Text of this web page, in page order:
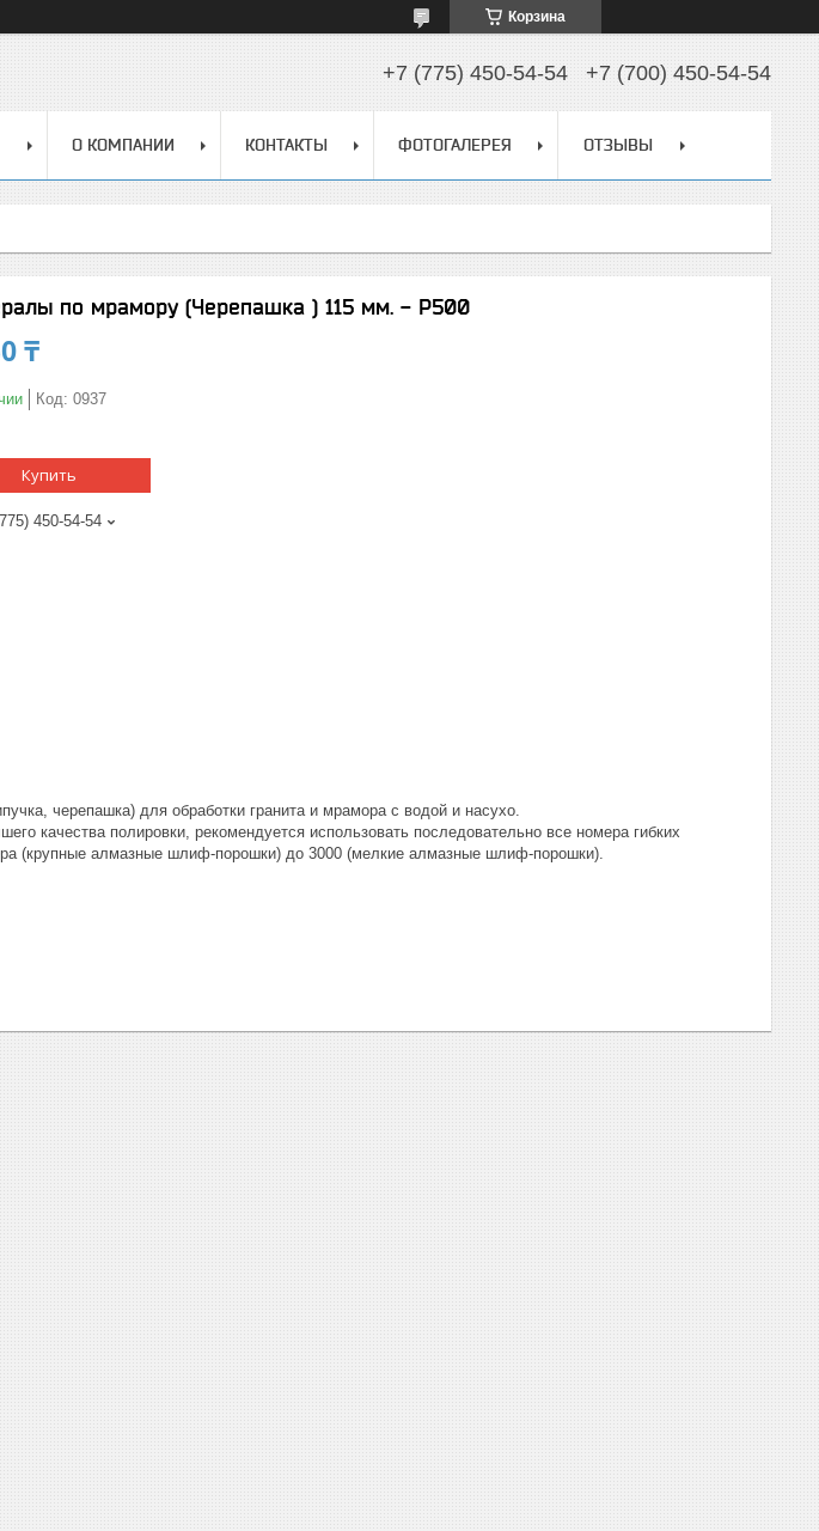
Корзина
+7 (775) 450-54-54 +7 (700) 450-54-54
О КОМПАНИИ КОНТАКТЫ ФОТОГАЛЕРЕЯ ОТЗЫВЫ
по мрамору (Черепашка ) 115 мм. - Р500
₸
Код: 0937
Купить
450-54-54
черепашка) для обработки гранита и мрамора с водой и насухо.
качества полировки, рекомендуется использовать последовательно все номера гибких
(крупные алмазные шлиф-порошки) до 3000 (мелкие алмазные шлиф-порошки).